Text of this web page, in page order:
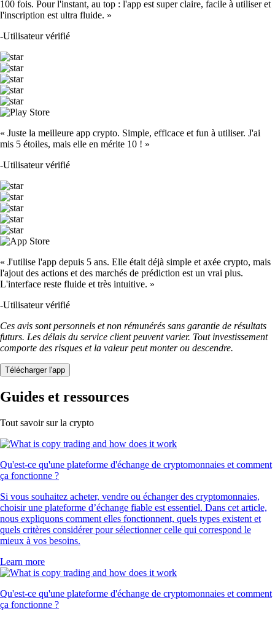
100 fois. Pour l'instant, au top : l'app est super claire, facile à utiliser et
l'inscription est ultra fluide. »
-Utilisateur vérifié
« Juste la meilleure app crypto. Simple, efficace et fun à utiliser. J'ai
mis 5 étoiles, mais elle en mérite 10 ! »
-Utilisateur vérifié
« J'utilise l'app depuis 5 ans. Elle était déjà simple et axée crypto, mais
l'ajout des actions et des marchés de prédiction est un vrai plus.
L'interface reste fluide et très intuitive. »
-Utilisateur vérifié
Ces avis sont personnels et non rémunérés sans garantie de résultats
futurs. Les délais du service client peuvent varier. Tout investissement
comporte des risques et la valeur peut monter ou descendre.
Télécharger l'app
Guides et ressources
Tout savoir sur la crypto
Qu'est-ce qu'une plateforme d'échange de cryptomonnaies et comment
ça fonctionne ?
Si vous souhaitez acheter, vendre ou échanger des cryptomonnaies,
choisir une plateforme d’échange fiable est essentiel. Dans cet article,
nous expliquons comment elles fonctionnent, quels types existent et
quels critères considérer pour sélectionner celle qui correspond le
mieux à vos besoins.
Learn more
Qu'est-ce qu'une plateforme d'échange de cryptomonnaies et comment
ça fonctionne ?